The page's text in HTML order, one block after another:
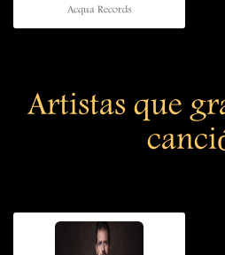
Acqua Records
Artistas que